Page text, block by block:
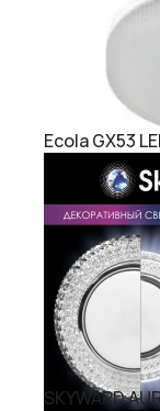
Ecola GX53
SKYWARD